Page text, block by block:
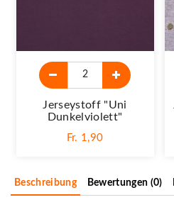
Jerseystoff "Uni
Dunkelviolett"
Fr. 1,90
Beschreibung Bewertungen (0)